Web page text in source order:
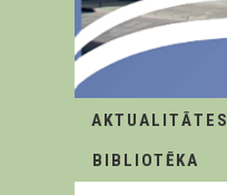
AKTUALITĀTES
BIBLIOTĒKA